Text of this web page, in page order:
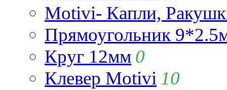
Motivi- Капли,
Прямоугольник
Круг 12мм 0
Клевер Motivi 10